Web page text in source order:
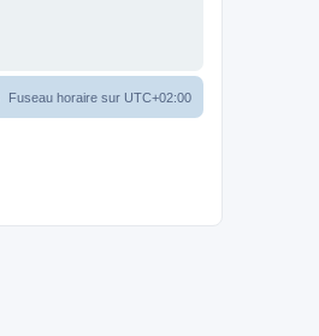
Fuseau horaire sur UTC+02:00